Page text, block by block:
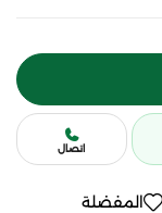
اتصال
المفضلة